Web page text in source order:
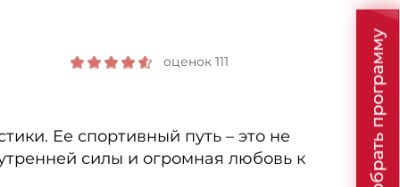
Подобрать программу
оценок 111
Ее спортивный путь – это не
силы и огромная любовь к